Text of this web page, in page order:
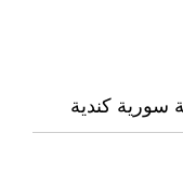
سورية كندية